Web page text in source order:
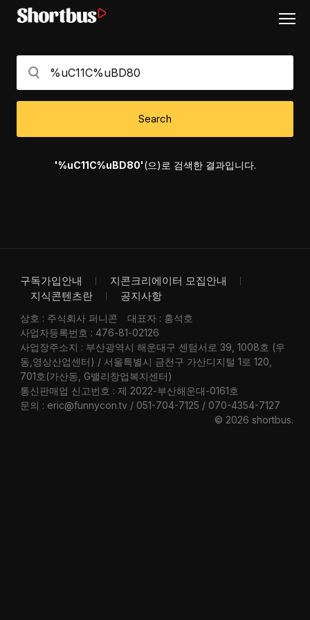
Search
'%uC11C%uBD80'(으)로 검색한 결과입니다.
구독가입안내
지콘크리에이터 모집안내
지식콘텐츠란
공지사항
상호 : 주식회사 퍼니콘
대표자 : 홍석호
사업자등록번호 : 476-81-02126
사업장주소지 : 부산광역시 해운대구 센텀서로 39, 1008호 (우
동,영상산업센터) / 서울특별시 금천구 가산디지털 1로 120,
701호(가산동, G밸리창업복지센터)
통신판매업 신고번호 : 제 2022-부산해운대-0161호
문의 : eric@funnycon.tv / 051-704-7125 / 070-4354-7127
© 2026 shortbus.